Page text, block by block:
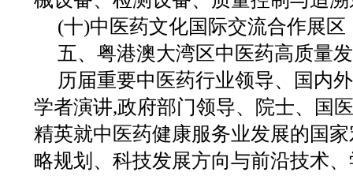
(十)中医药文化国际交流合作展区
五、粤港澳大湾区中医药高质量
历届重要中医药行业领导、国内
学者演讲,政府部门领导、院士、国
精英就中医药健康服务业发展的国
略规划、科技发展方向与前沿技术